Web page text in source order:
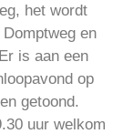
het wordt
en
is aan een
op
getoond.
uur welkom